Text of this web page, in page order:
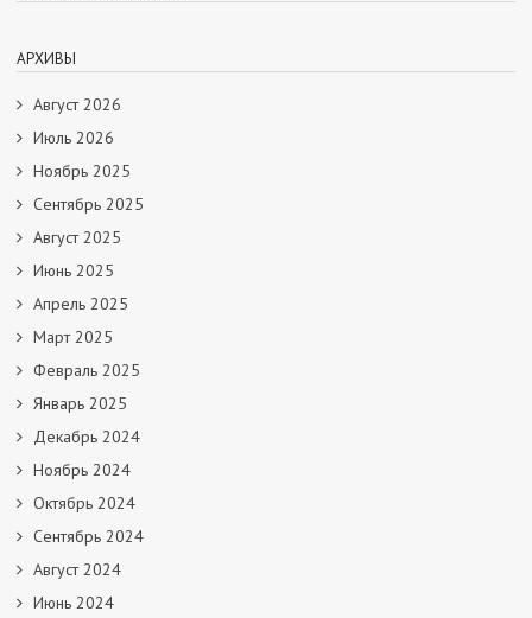
АРХИВЫ
Август 2026
Июль 2026
Ноябрь 2025
Сентябрь 2025
Август 2025
Июнь 2025
Апрель 2025
Март 2025
Февраль 2025
Январь 2025
Декабрь 2024
Ноябрь 2024
Октябрь 2024
Сентябрь 2024
Август 2024
Июнь 2024